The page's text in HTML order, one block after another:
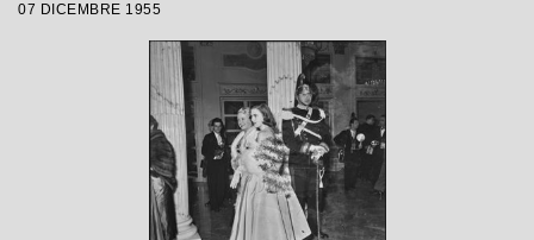
1956 con l'opera "Norma" di Vincenzo
Bellini, diretta da Antonino Votto, con la
regia di Margherita Wallmann
07 DICEMBRE 1955